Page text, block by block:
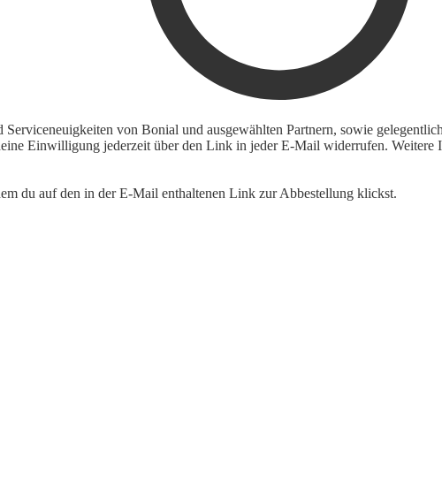
Serviceneuigkeiten von Bonial und ausgewählten Partnern, sowie
Einwilligung jederzeit über den Link in jeder E-Mail widerrufen.
du auf den in der E-Mail enthaltenen Link zur Abbestellung klickst.